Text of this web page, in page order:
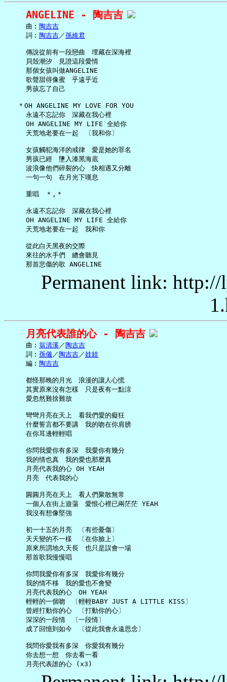
ANGELINE - 陶吉吉
     曲︰
陶吉吉
     詞︰
陶吉吉／孫維君
     傳說從前有一段戀曲　埋藏在深海裡
     貝殼潮汐　見證這段愛情
     那個女孩叫做ANGELINE
     歌聲甜得像蜜　乎遠乎近
     男孩忘了自己
   ＊OH ANGELINE MY LOVE FOR YOU
     永遠不忘記你　深藏在我心裡
     OH ANGELINE MY LIFE 全給你
     天荒地老要在一起　〔我和你〕
     女孩觸犯海洋的戒律　愛是她的罪名
     男孩已經　墬入漆黑海底
     波浪像他們碎裂的心　快相遇又分離
     一句一句　在月光下嘆息
     重唱　＊,＊
     永遠不忘記你　深藏在我心裡
     OH ANGELINE MY LIFE 全給你
     天荒地老要在一起　我和你
     從此白天黑夜的交際
     來往的水手們　總會聽見
Permanent link:
月亮代表誰的心 - 陶吉吉
     曲︰
翁清溪／ 陶吉吉
     詞︰
孫儀／ 陶吉吉／娃娃
     編︰
陶吉吉
     都怪那晚的月光　浪漫的讓人心慌
     其實原來沒有怎樣　只是夜有一點涼
     愛忽然難捨難放
     彎彎月亮在天上　看我們愛的癡狂
     什麼誓言都不要講　我的吻在你肩膀
     在你耳邊輕輕唱
     你問我愛你有多深　我愛你有幾分
     我的情也真　我的愛也那麼真
     月亮代表我的心 OH YEAH
     月亮　代表我的心
     圓圓月亮在天上　看人們聚散無常
     一個人在街上遊蕩　愛恨心裡已兩茫茫 YEAH
     我沒有想像堅強
     初一十五的月亮　〔有些憂傷〕
     天天變的不一樣　〔在你臉上〕
     原來所謂地久天長　也只是誤會一場
     那首歌我慢慢唱
     你問我愛你有多深　我愛你有幾分
     我的情不移　我的愛也不會變
     月亮代表我的心　OH YEAH
     輕輕的一個吻　〔輕輕BABY JUST A LITTLE KISS〕
     曾經打動你的心　〔打動你的心〕
     深深的一段情　〔一段情〕
     成了回憶到如今　〔從此我會永遠思念〕
     我問你愛我有多深　你愛我有幾分
     你去想一想　你去看一看